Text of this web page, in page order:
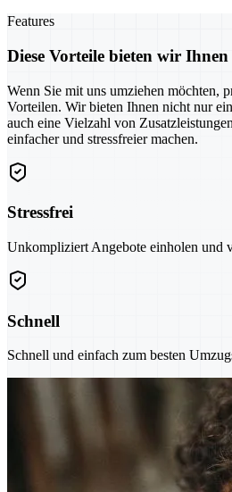
Features
Diese Vorteile bieten wir Ihnen
Wenn Sie mit uns umziehen möchten,
Vorteilen. Wir bieten Ihnen nicht nur
auch eine Vielzahl von
einfacher und stressfreier machen.
Stressfrei
Unkompliziert Angebote einholen und
Schnell
Schnell und einfach zum besten